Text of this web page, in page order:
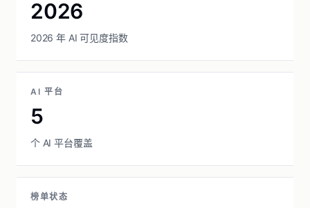
2026
2026 年 AI 可见度指数
AI 平台
5
个 AI 平台覆盖
榜单状态